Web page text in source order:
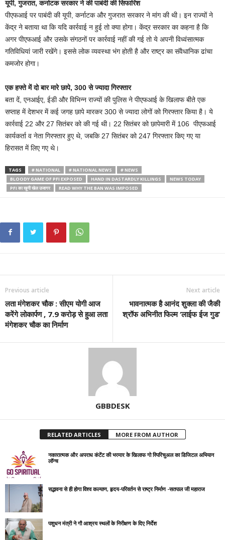
यूपी, गुजरात, कर्नाटक सरकार ने की पाबंदी की सिफारिश
पीएफआई पर पाबंदी की यूपी, कर्नाटक और गुजरात सरकार ने मांग की थी। इन राज्यों ने
केंद्र ने बताया था कि यदि कार्रवाई न हुई तो क्या होगा। केंद्र सरकार का कहना है कि
अगर पीएफआई और उसके संगठनों पर कार्रवाई नहीं की गई तो ये अपनी विध्वंसात्मक
गतिविधियां जारी रखेंगे। इससे लोक व्यवस्था भंग होती है और राष्ट्र का संवैधानिक ढांचा
कमजोर होगा।
एक हफ्ते में दो बार मारे छापे, 300 से ज्यादा गिरफ्तार
बता दें, एनआईए, ईडी और विभिन्न राज्यों की पुलिस ने पीएफआई के खिलाफ बीते एक
सप्ताह में देशभर में कई जगह छापे मारकर 300 से ज्यादा लोगों को गिरफ्तार किया है। ये
कार्रवाई 22 और 27 सितंबर को की गई थी। 22 सितंबर को छापेमारी में 106 पीएफआई
कार्यकर्ता व नेता गिरफ्तार हुए थे, जबकि 27 सितंबर को 247 गिरफ्तार किए गए या
हिरासत में लिए गए थे।
TAGS # NATIONAL # NATIONAL NEWS
# NEWS
BLOODY GAME OF PFI EXPOSED
HAND IN DASTARDLY KILLINGS
NEWS TODAY
PFI का खूनी खेल उजागर
READ WHY THE BAN WAS IMPOSED
Previous article
लता मंगेशकर चौक : सीएम योगी आज
करेंगे लोकार्पण , 7.9 करोड़ से हुआ लता
मंगेशकर चौक का निर्माण
Next article
भावनात्मक है आनंद शुक्ला की जैकी
श्रॉफ अभिनीत फिल्म ‘लाईफ ईज गुड’
GBBDESK
RELATED ARTICLES MORE FROM AUTHOR
नकारात्मक और अपराध कंटेंट की भरमार के खिलाफ गो स्पिरिचुअल का डिजिटल अभियान
लॉन्च
सद्भावना से ही होगा विश्व कल्याण, हृदय-परिवर्तन से राष्ट्र निर्माण -सतपाल जी महाराज
पशुधन मंत्री ने गौ आश्रय स्थलों के निरीक्षण के दिए निर्देश